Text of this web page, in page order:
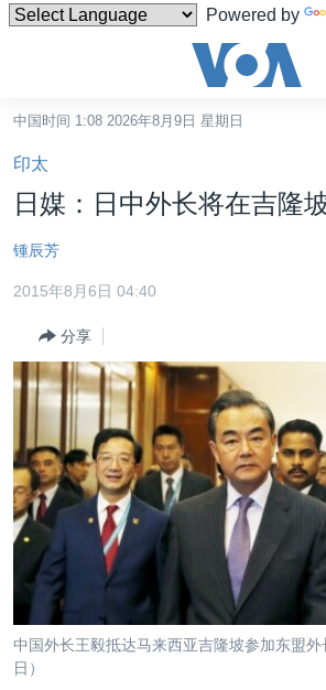
Powered by
碍
链
接
转
内
转
航
跳
转
到
中国
台湾
港澳
国际
最新国际新闻
中东
欧洲
美洲
全球议题
分类新闻
经济·金融·贸易
人权·法律·宗教
科教·文娱·体健
劳工
环境
美中关系
热点专题
白宫要闻
美中关系
美国建国250周年
VOA视频
VOA今日焦点
中文广播
关注我们
中国时间 1:08 2026年8月9日 星期日
印太
日媒：日中外长将在吉隆
锺辰芳
2015年8月6日 04:40
分享
中国外长王毅抵达马来西亚吉隆坡参加东盟
日）